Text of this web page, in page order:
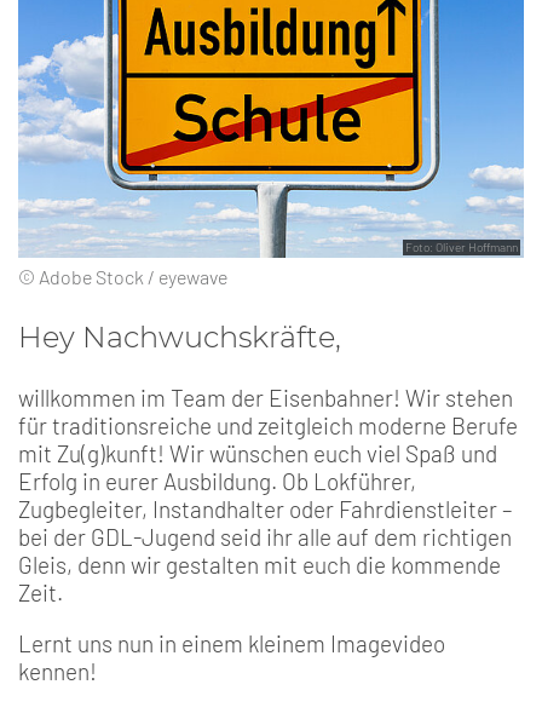
Foto: Oliver Hoffmann
© Adobe Stock / eyewave
Hey Nachwuchskräfte,
willkommen im Team der Eisenbahner! Wir stehen
für traditionsreiche und zeitgleich moderne Berufe
mit Zu(g)kunft! Wir wünschen euch viel Spaß und
Erfolg in eurer Ausbildung. Ob Lokführer,
Zugbegleiter, Instandhalter oder Fahrdienstleiter –
bei der GDL-Jugend seid ihr alle auf dem richtigen
Gleis, denn wir gestalten mit euch die kommende
Zeit.
Lernt uns nun in einem kleinem Imagevideo
kennen!